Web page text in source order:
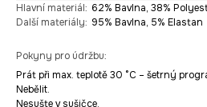
Hlavní materiál: 62% Bavlna, 38%
Další materiály: 95% Bavlna, 5% Elastan
Pokyny pro údržbu:
Prát při max. teplotě 30 °C – šetrný
Nebělit.
Nesušte v sušičce.